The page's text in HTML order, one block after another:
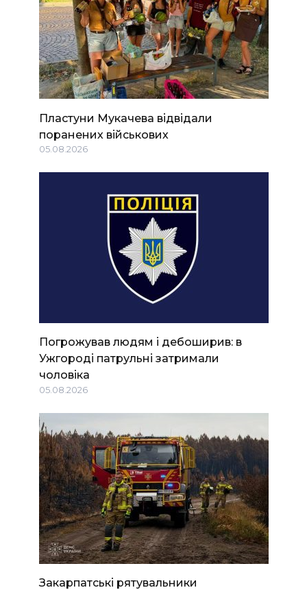
Пластуни Мукачева відвідали
поранених військових
05.08.2026
Погрожував людям і дебоширив: в
Ужгороді патрульні затримали
чоловіка
05.08.2026
Закарпатські рятувальники